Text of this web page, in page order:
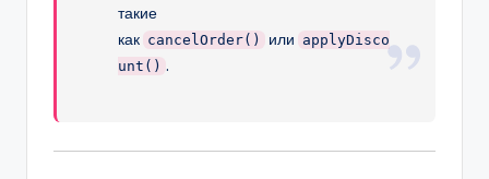
такие
как cancelOrder() или applyDisco
unt() .